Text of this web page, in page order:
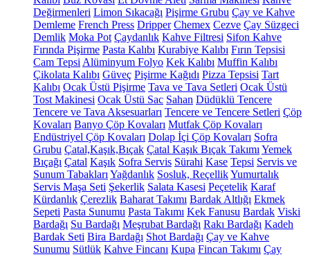
Değirmenleri Limon Sıkacağı Pişirme Grubu Çay ve Kahve
Demleme French Press Dripper Chemex Cezve Çay Süzgeci
Demlik Moka Pot Çaydanlık Kahve Filtresi Sifon Kahve
Fırında Pişirme Pasta Kalıbı Kurabiye Kalıbı Fırın Tepsisi
Cam Tepsi Alüminyum Folyo Kek Kalıbı Muffin Kalıbı
Çikolata Kalıbı Güveç Pişirme Kağıdı Pizza Tepsisi Tart
Kalıbı Ocak Üstü Pişirme Tava ve Tava Setleri Ocak Üstü
Tost Makinesi Ocak Üstü Sac Sahan Düdüklü Tencere
Tencere ve Tava Aksesuarları Tencere ve Tencere Setleri Çöp
Kovaları Banyo Çöp Kovaları Mutfak Çöp Kovaları
Endüstriyel Çöp Kovaları Dolap İçi Çöp Kovaları Sofra
Grubu Çatal,Kaşık,Bıçak Çatal Kaşık Bıçak Takımı Yemek
Bıçağı Çatal Kaşık Sofra Servis Sürahi Kase Tepsi Servis ve
Sunum Tabakları Yağdanlık Sosluk, ReçellikYumurtalık
Servis Maşa Seti Şekerlik Salata Kasesi Peçetelik Karaf
Kürdanlık Çerezlik Baharat Takımı Bardak Altlığı Ekmek
Sepeti Pasta Sunumu Pasta Takımı Kek Fanusu Bardak Viski
Bardağı Su Bardağı Meşrubat Bardağı Rakı Bardağı Kadeh
Bardak Seti Bira Bardağı Shot Bardağı Çay ve Kahve
Sunumu Sütlük Kahve Fincanı Kupa Fincan Takımı Çay